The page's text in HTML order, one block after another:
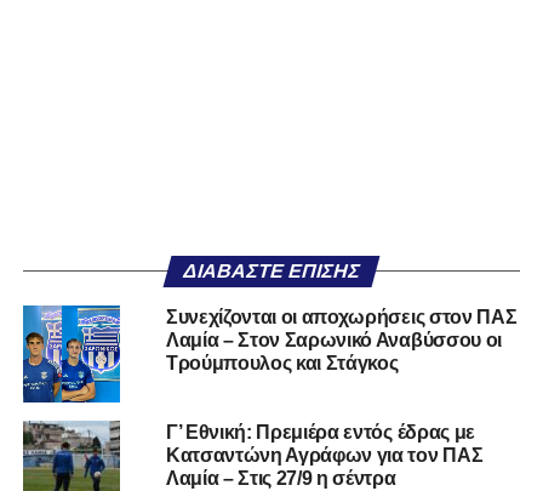
ΔΙΑΒΆΣΤΕ ΕΠΊΣΗΣ
Συνεχίζονται οι αποχωρήσεις στον ΠΑΣ
Λαμία – Στον Σαρωνικό Αναβύσσου οι
Τρούμπουλος και Στάγκος
Γ’ Εθνική: Πρεμιέρα εντός έδρας με
Κατσαντώνη Αγράφων για τον ΠΑΣ
Λαμία – Στις 27/9 η σέντρα